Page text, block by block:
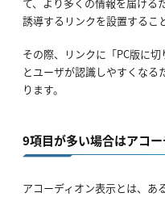
誘導するリンクを設置するこ
その際、リンクに「PC版に
とユーザが認識しやすくなる
ります。
9項目が多い場合はアコ
アコーディオン表示とは、あ